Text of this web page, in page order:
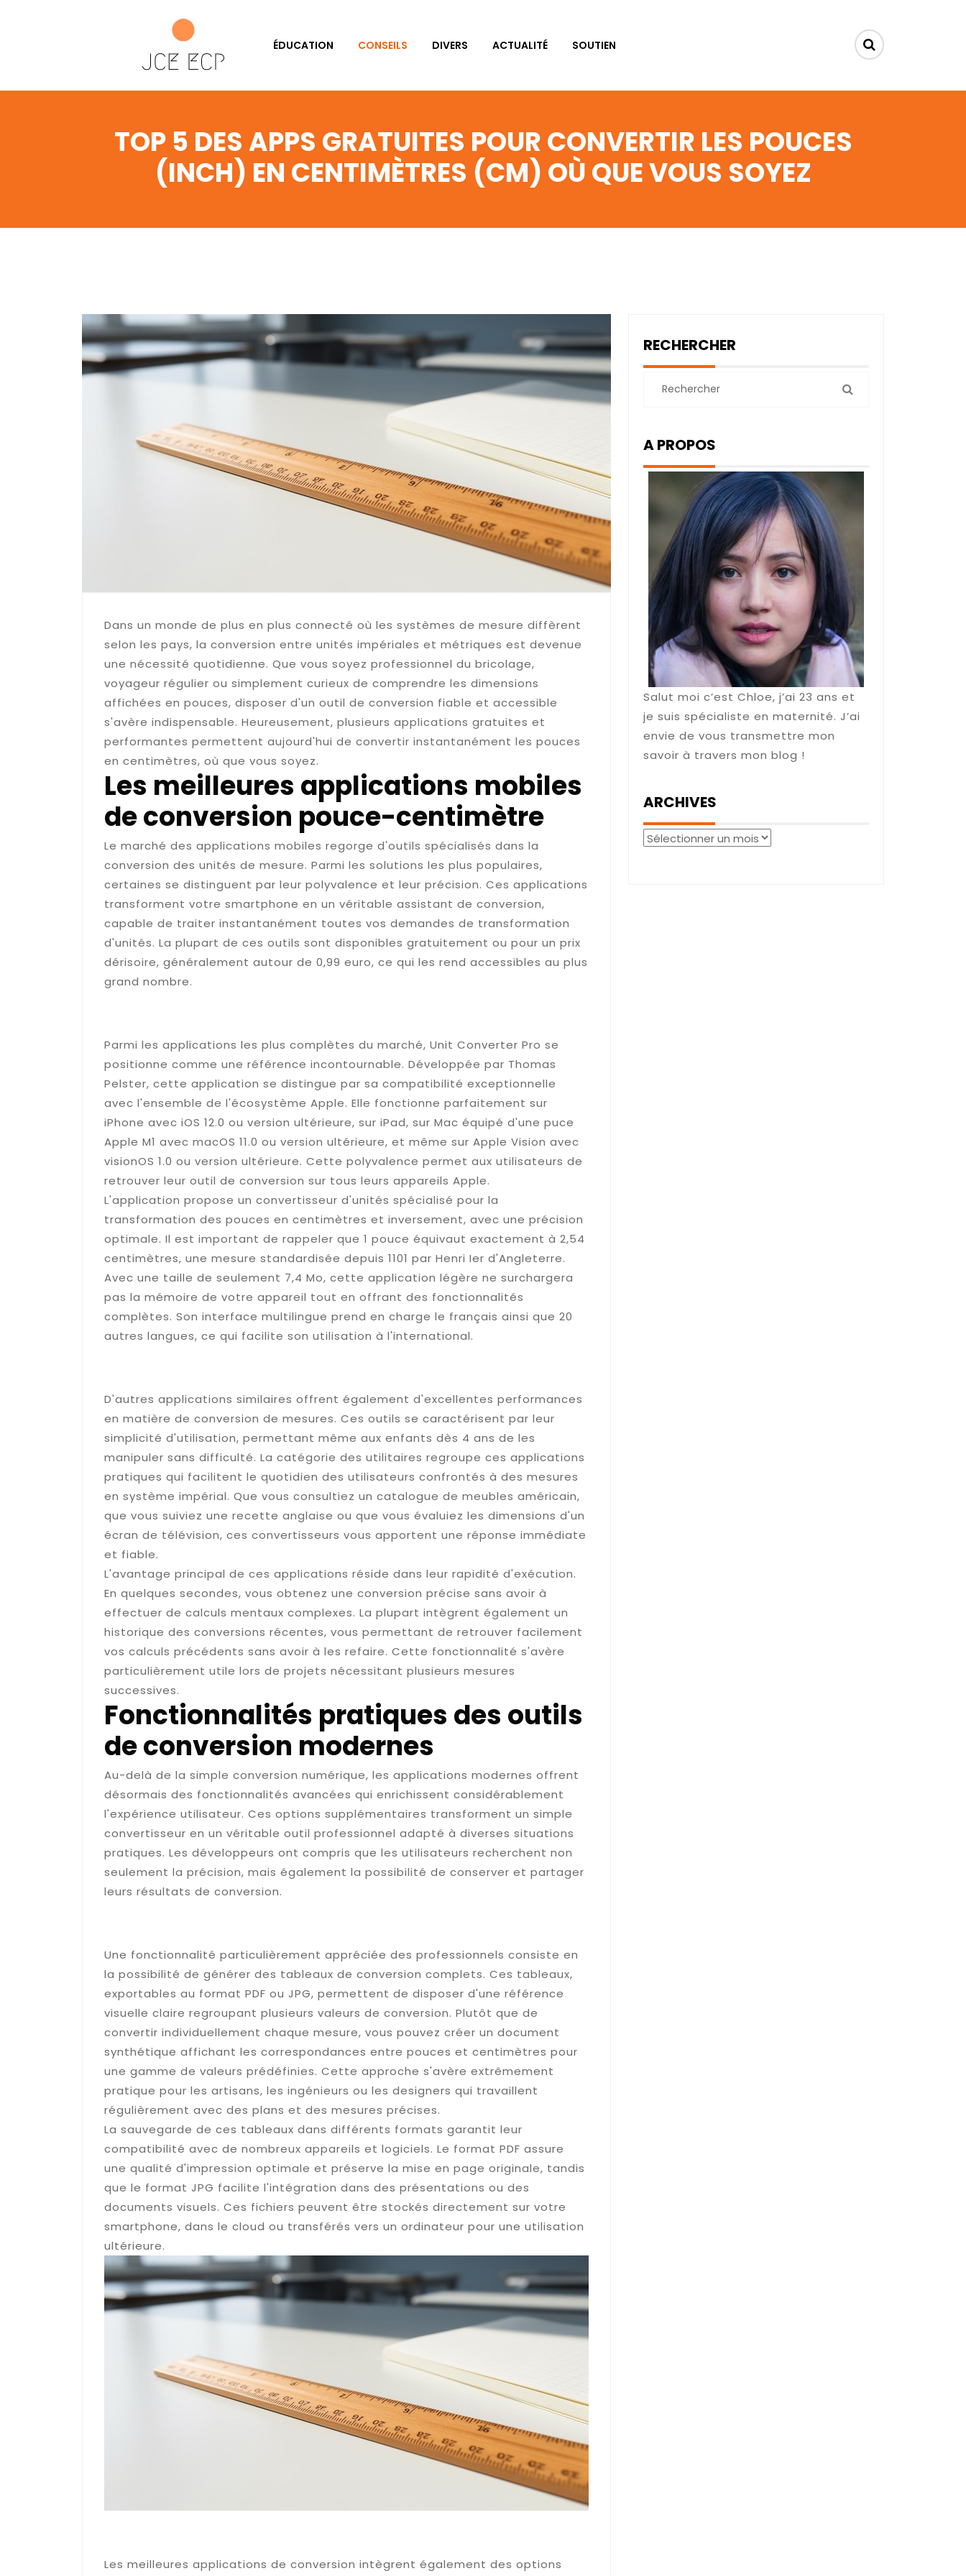
ÉDUCATION CONSEILS DIVERS ACTUALITÉ SOUTIEN
TOP 5 DES APPS GRATUITES POUR CONVERTIR LES POUCES
(INCH) EN CENTIMÈTRES (CM) OÙ QUE VOUS SOYEZ
Dans un monde de plus en plus connecté où les systèmes de mesure diffèrent
selon les pays, la conversion entre unités impériales et métriques est devenue
une nécessité quotidienne. Que vous soyez professionnel du bricolage,
voyageur régulier ou simplement curieux de comprendre les dimensions
affichées en pouces, disposer d'un outil de conversion fiable et accessible
s'avère indispensable. Heureusement, plusieurs applications gratuites et
performantes permettent aujourd'hui de convertir instantanément les pouces
en centimètres, où que vous soyez.
Les meilleures applications mobiles
de conversion pouce-centimètre
Le marché des applications mobiles regorge d'outils spécialisés dans la
conversion des unités de mesure. Parmi les solutions les plus populaires,
certaines se distinguent par leur polyvalence et leur précision. Ces applications
transforment votre smartphone en un véritable assistant de conversion,
capable de traiter instantanément toutes vos demandes de transformation
d'unités. La plupart de ces outils sont disponibles gratuitement ou pour un prix
dérisoire, généralement autour de 0,99 euro, ce qui les rend accessibles au plus
grand nombre.
Parmi les applications les plus complètes du marché, Unit Converter Pro se
positionne comme une référence incontournable. Développée par Thomas
Pelster, cette application se distingue par sa compatibilité exceptionnelle
avec l'ensemble de l'écosystème Apple. Elle fonctionne parfaitement sur
iPhone avec iOS 12.0 ou version ultérieure, sur iPad, sur Mac équipé d'une puce
Apple M1 avec macOS 11.0 ou version ultérieure, et même sur Apple Vision avec
visionOS 1.0 ou version ultérieure. Cette polyvalence permet aux utilisateurs de
retrouver leur outil de conversion sur tous leurs appareils Apple.
L'application propose un convertisseur d'unités spécialisé pour la
transformation des pouces en centimètres et inversement, avec une précision
optimale. Il est important de rappeler que 1 pouce équivaut exactement à 2,54
centimètres, une mesure standardisée depuis 1101 par Henri Ier d'Angleterre.
Avec une taille de seulement 7,4 Mo, cette application légère ne surchargera
pas la mémoire de votre appareil tout en offrant des fonctionnalités
complètes. Son interface multilingue prend en charge le français ainsi que 20
autres langues, ce qui facilite son utilisation à l'international.
D'autres applications similaires offrent également d'excellentes performances
en matière de conversion de mesures. Ces outils se caractérisent par leur
simplicité d'utilisation, permettant même aux enfants dès 4 ans de les
manipuler sans difficulté. La catégorie des utilitaires regroupe ces applications
pratiques qui facilitent le quotidien des utilisateurs confrontés à des mesures
en système impérial. Que vous consultiez un catalogue de meubles américain,
que vous suiviez une recette anglaise ou que vous évaluiez les dimensions d'un
écran de télévision, ces convertisseurs vous apportent une réponse immédiate
et fiable.
L'avantage principal de ces applications réside dans leur rapidité d'exécution.
En quelques secondes, vous obtenez une conversion précise sans avoir à
effectuer de calculs mentaux complexes. La plupart intègrent également un
historique des conversions récentes, vous permettant de retrouver facilement
vos calculs précédents sans avoir à les refaire. Cette fonctionnalité s'avère
particulièrement utile lors de projets nécessitant plusieurs mesures
successives.
Fonctionnalités pratiques des outils
de conversion modernes
Au-delà de la simple conversion numérique, les applications modernes offrent
désormais des fonctionnalités avancées qui enrichissent considérablement
l'expérience utilisateur. Ces options supplémentaires transforment un simple
convertisseur en un véritable outil professionnel adapté à diverses situations
pratiques. Les développeurs ont compris que les utilisateurs recherchent non
seulement la précision, mais également la possibilité de conserver et partager
leurs résultats de conversion.
Une fonctionnalité particulièrement appréciée des professionnels consiste en
la possibilité de générer des tableaux de conversion complets. Ces tableaux,
exportables au format PDF ou JPG, permettent de disposer d'une référence
visuelle claire regroupant plusieurs valeurs de conversion. Plutôt que de
convertir individuellement chaque mesure, vous pouvez créer un document
synthétique affichant les correspondances entre pouces et centimètres pour
une gamme de valeurs prédéfinies. Cette approche s'avère extrêmement
pratique pour les artisans, les ingénieurs ou les designers qui travaillent
régulièrement avec des plans et des mesures précises.
La sauvegarde de ces tableaux dans différents formats garantit leur
compatibilité avec de nombreux appareils et logiciels. Le format PDF assure
une qualité d'impression optimale et préserve la mise en page originale, tandis
que le format JPG facilite l'intégration dans des présentations ou des
documents visuels. Ces fichiers peuvent être stockés directement sur votre
smartphone, dans le cloud ou transférés vers un ordinateur pour une utilisation
ultérieure.
Les meilleures applications de conversion intègrent également des options
RECHERCHER
A PROPOS
Salut moi c’est Chloe, j’ai 23 ans et
je suis spécialiste en maternité. J’ai
envie de vous transmettre mon
savoir à travers mon blog !
ARCHIVES
Archives